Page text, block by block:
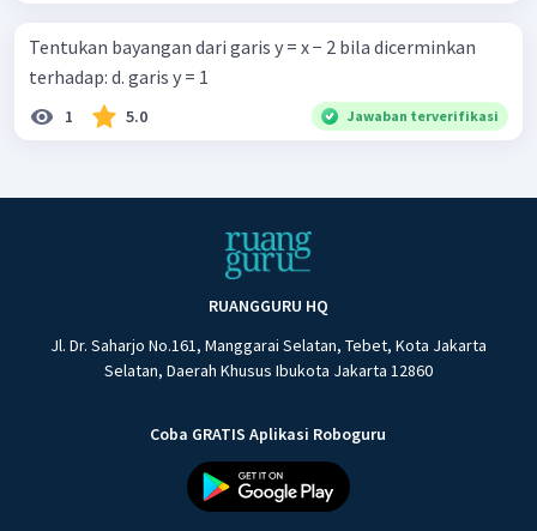
Tentukan bayangan dari garis y = x − 2 bila dicerminkan
terhadap: d. garis y = 1
1 5.0 Jawaban terverifikasi
RUANGGURU HQ
Jl. Dr. Saharjo No.161, Manggarai Selatan, Tebet, Kota Jakarta
Selatan, Daerah Khusus Ibukota Jakarta 12860
Coba GRATIS Aplikasi Roboguru